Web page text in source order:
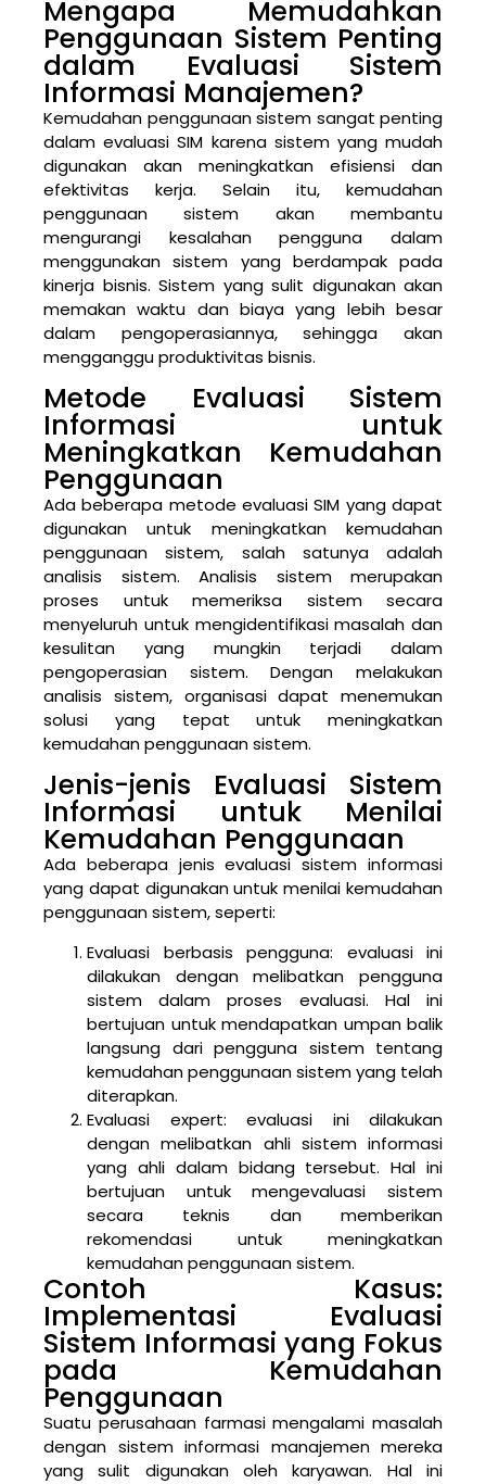
Mengapa Memudahkan
Penggunaan Sistem Penting
dalam Evaluasi Sistem
Informasi Manajemen?
Kemudahan penggunaan sistem sangat penting
dalam evaluasi SIM karena sistem yang mudah
digunakan akan meningkatkan efisiensi dan
efektivitas kerja. Selain itu, kemudahan
penggunaan sistem akan membantu
mengurangi kesalahan pengguna dalam
menggunakan sistem yang berdampak pada
kinerja bisnis. Sistem yang sulit digunakan akan
memakan waktu dan biaya yang lebih besar
dalam pengoperasiannya, sehingga akan
mengganggu produktivitas bisnis.
Metode Evaluasi Sistem
Informasi untuk
Meningkatkan Kemudahan
Penggunaan
Ada beberapa metode evaluasi SIM yang dapat
digunakan untuk meningkatkan kemudahan
penggunaan sistem, salah satunya adalah
analisis sistem. Analisis sistem merupakan
proses untuk memeriksa sistem secara
menyeluruh untuk mengidentifikasi masalah dan
kesulitan yang mungkin terjadi dalam
pengoperasian sistem. Dengan melakukan
analisis sistem, organisasi dapat menemukan
solusi yang tepat untuk meningkatkan
kemudahan penggunaan sistem.
Jenis-jenis Evaluasi Sistem
Informasi untuk Menilai
Kemudahan Penggunaan
Ada beberapa jenis evaluasi sistem informasi
yang dapat digunakan untuk menilai kemudahan
penggunaan sistem, seperti:
Evaluasi berbasis pengguna: evaluasi ini
dilakukan dengan melibatkan pengguna
sistem dalam proses evaluasi. Hal ini
bertujuan untuk mendapatkan umpan balik
langsung dari pengguna sistem tentang
kemudahan penggunaan sistem yang telah
diterapkan.
Evaluasi expert: evaluasi ini dilakukan
dengan melibatkan ahli sistem informasi
yang ahli dalam bidang tersebut. Hal ini
bertujuan untuk mengevaluasi sistem
secara teknis dan memberikan
rekomendasi untuk meningkatkan
kemudahan penggunaan sistem.
Contoh Kasus:
Implementasi Evaluasi
Sistem Informasi yang Fokus
pada Kemudahan
Penggunaan
Suatu perusahaan farmasi mengalami masalah
dengan sistem informasi manajemen mereka
yang sulit digunakan oleh karyawan. Hal ini